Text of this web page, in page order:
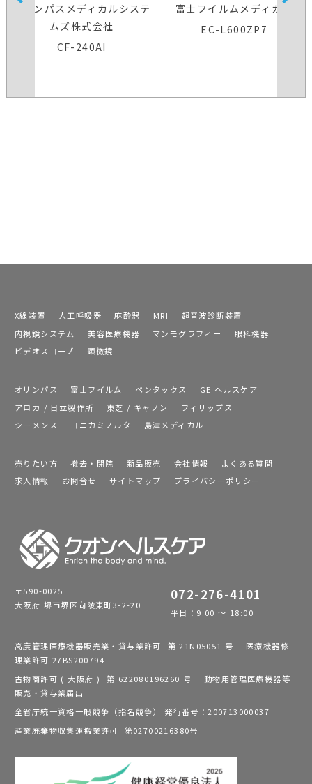
オリンパスメディカルシステ
ムズ株式会社
CF-240AI
富士フイルムメディカル
EC-L600ZP7
X線装置 人工呼吸器 麻酔器 MRI
超音波診断装置
内視鏡システム
美容医療機器 マンモグラフィー
眼科機器
ビデオスコープ
顕微鏡
オリンパス 富士フイルム ペンタックス
GE ヘルスケア
アロカ / 日立製作所
東芝 / キャノン
フィリップス
シーメンス
コニカミノルタ 島津メディカル
売りたい方 撤去・閉院 新品販売 会社情報
よくある質問
求人情報
お問合せ サイトマップ プライバシーポリシー
〒590-0025
大阪府 堺市堺区向陵東町3-2-20
072-276-4101
平日：9:00 ～ 18:00
高度管理医療機器販売業・貸与業許可 第 21N05051 号 医療機器修
理業許可 27BS200794
古物商許可 ( 大阪府 ) 第 622080196260 号 動物用管理医療機器等
販売・貸与業届出
全省庁統一資格一般競争（指名競争） 発行番号：200713000037
産業廃棄物収集運搬業許可 第02700216380号